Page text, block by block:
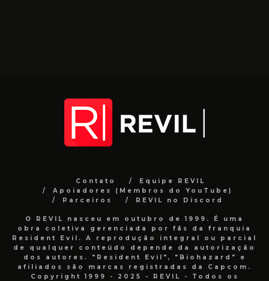
Contato
Equipe REVIL
Apoiadores (Membros do YouTube)
Parceiros
REVIL no Discord
O REVIL nasceu em outubro de 1999. É uma
obra coletiva gerenciada por fãs da franquia
Resident Evil. A reprodução integral ou parcial
de qualquer conteúdo depende da autorização
dos autores. "Resident Evil", "Biohazard" e
afiliados são marcas registradas da Capcom.
Copyright 1999 - 2025 - REVIL - Todos os